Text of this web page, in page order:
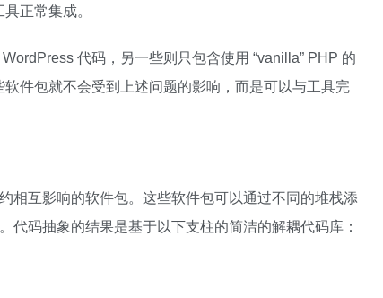
正常集成。
代码，另一些则只包含使用 “vanilla” PHP 的
件包就不会受到上述问题的影响，而是可以与工具完
相互影响的软件包。这些软件包可以通过不同的堆栈添
代码抽象的结果是基于以下支柱的简洁的解耦代码库：